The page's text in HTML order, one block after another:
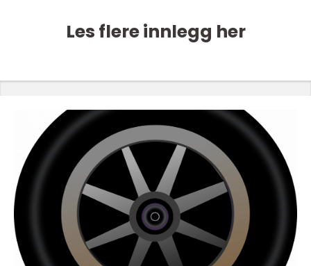
Les flere innlegg her